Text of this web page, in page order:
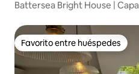
Battersea Bright House |
Favorito entre huéspedes
Favorito entre huéspedes